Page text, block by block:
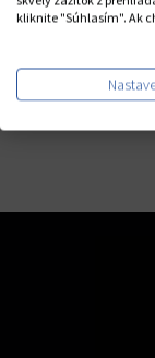
kliknite "Súhlasím". Ak